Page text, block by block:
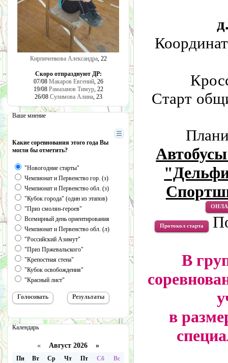
Кирпиченкова Александра, 22
Скоро отпразднуют ДР:
07/08 Макаров Евгений, 26
19/08 Рамазанов Тимур, 22
26/08 Сулимова Алина, 23
Ваше мнение
Какие соревнования этого года Вы
могли бы отметить?
"Новогодние старты"
Чемпионат и Первенство гор. (з)
Чемпионат и Первенство обл. (з)
"Кубок города" (один из этапов)
"Приз смолян-героев"
Всемирный день ориентирования
Чемпионат и Первенство обл. (л)
"Российский Азимут"
"Приз Пржевальского"
"Крепостная стена"
"Кубок освобождения"
"Красный лист"
Календарь
« Август 2026 »
Пн Вт Ср Чт Пт Сб
Вс
Старт
Протокол старта
В
в